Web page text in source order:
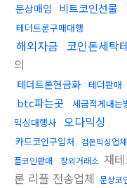
문상매입 비트코인선물
테더트론구매대행
해외자금 코인돈세탁
의
테더트론현금화 테더판매
btc파는곳 세금적게내는
믹싱대행사
오다믹싱
카드코인구입처 검돈믹싱업체
플코인판매
장외거래소 재
론 리플 전송업체 문상코